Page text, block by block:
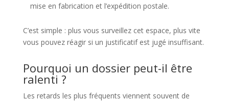
mise en fabrication et l’expédition postale.
C’est simple : plus vous surveillez cet espace, plus vite
vous pouvez réagir si un justificatif est jugé insuffisant.
Pourquoi un dossier peut-il être
ralenti ?
Les retards les plus fréquents viennent souvent de